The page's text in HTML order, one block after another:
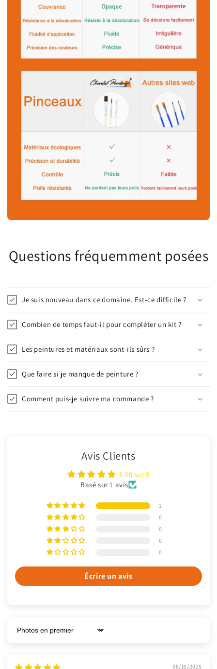
Questions fréquemment posées
Je suis nouveau dans ce domaine. Est-ce difficile ?
Combien de temps faut-il pour compléter un kit ?
Les peintures et matériaux sont-ils sûrs ?
Que faire si je manque de peinture ?
Comment puis-je suivre ma commande ?
Avis Clients
5.00 sur 5
Basé sur 1 avis
1
0
0
0
0
Écrire un avis
Sort by
08/10/2025